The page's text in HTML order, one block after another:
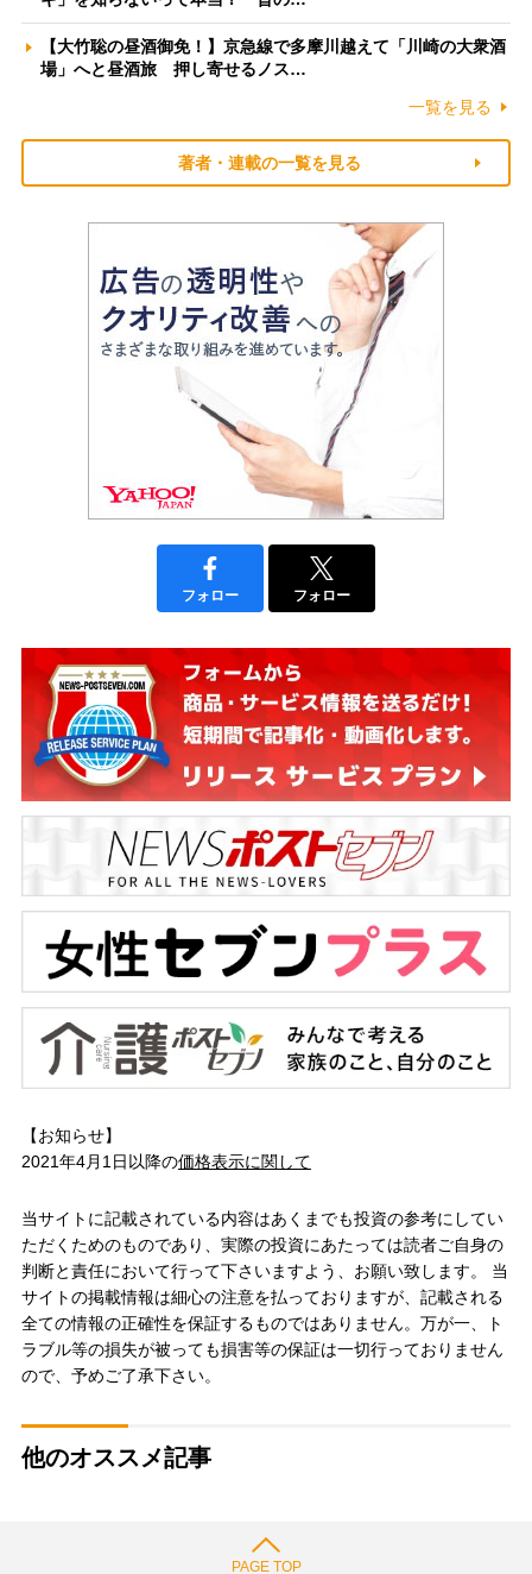
【大竹聡の昼酒御免！】京急線で多摩川越えて「川崎の大衆酒
場」へと昼酒旅 押し寄せるノス…
一覧を見る
著者・連載の一覧を見る
フォロー フォロー
【お知らせ】
2021年4月1日以降の価格表示に関して
当サイトに記載されている内容はあくまでも投資の参考にしてい
ただくためのものであり、実際の投資にあたっては読者ご自身の
判断と責任において行って下さいますよう、お願い致します。 当
サイトの掲載情報は細心の注意を払っておりますが、記載される
全ての情報の正確性を保証するものではありません。万が一、ト
ラブル等の損失が被っても損害等の保証は一切行っておりません
ので、予めご了承下さい。
他のオススメ記事
PAGE TOP